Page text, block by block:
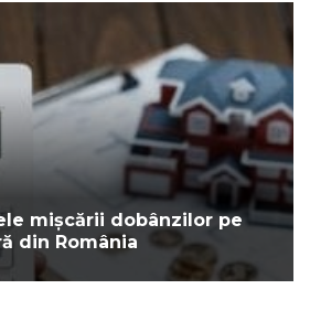
mișcării dobânzilor pe
din România